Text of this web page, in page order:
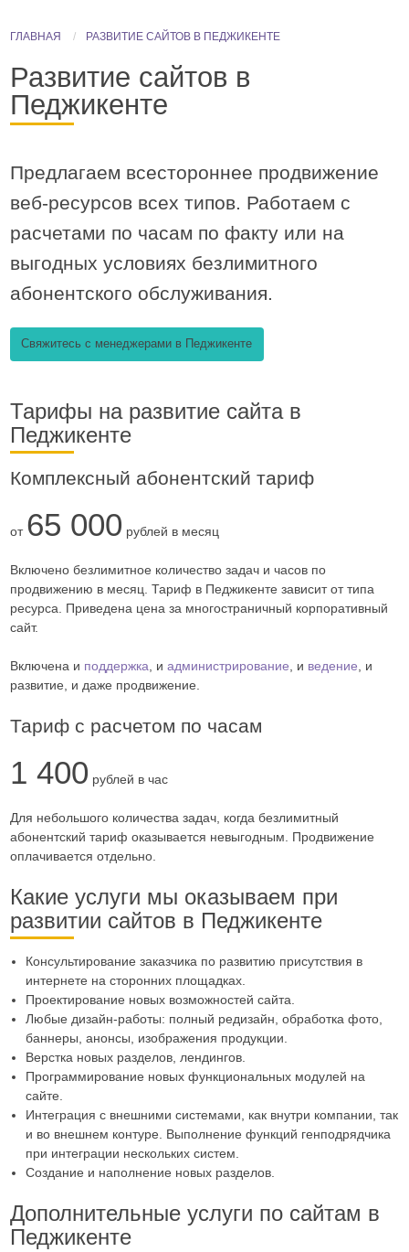
ГЛАВНАЯ РАЗВИТИЕ САЙТОВ В ПЕДЖИКЕНТЕ
Развитие сайтов в
Педжикенте
Предлагаем всестороннее продвижение
веб-ресурсов всех типов. Работаем с
расчетами по часам по факту или на
выгодных условиях безлимитного
абонентского обслуживания.
Свяжитесь с менеджерами в Педжикенте
Тарифы на развитие сайта в
Педжикенте
Комплексный абонентский тариф
от 65 000 рублей в месяц
Включено безлимитное количество задач и часов по
продвижению в месяц. Тариф в Педжикенте зависит от типа
ресурса. Приведена цена за многостраничный корпоративный
сайт.
Включена и поддержка , и администрирование , и ведение , и
развитие, и даже продвижение.
Тариф с расчетом по часам
1 400 рублей в час
Для небольшого количества задач, когда безлимитный
абонентский тариф оказывается невыгодным. Продвижение
оплачивается отдельно.
Какие услуги мы оказываем при
развитии сайтов в Педжикенте
Консультирование заказчика по развитию присутствия в
интернете на сторонних площадках.
Проектирование новых возможностей сайта.
Любые дизайн-работы: полный редизайн, обработка фото,
баннеры, анонсы, изображения продукции.
Верстка новых разделов, лендингов.
Программирование новых функциональных модулей на
сайте.
Интеграция с внешними системами, как внутри компании, так
и во внешнем контуре. Выполнение функций генподрядчика
при интеграции нескольких систем.
Создание и наполнение новых разделов.
Дополнительные услуги по сайтам в
Педжикенте